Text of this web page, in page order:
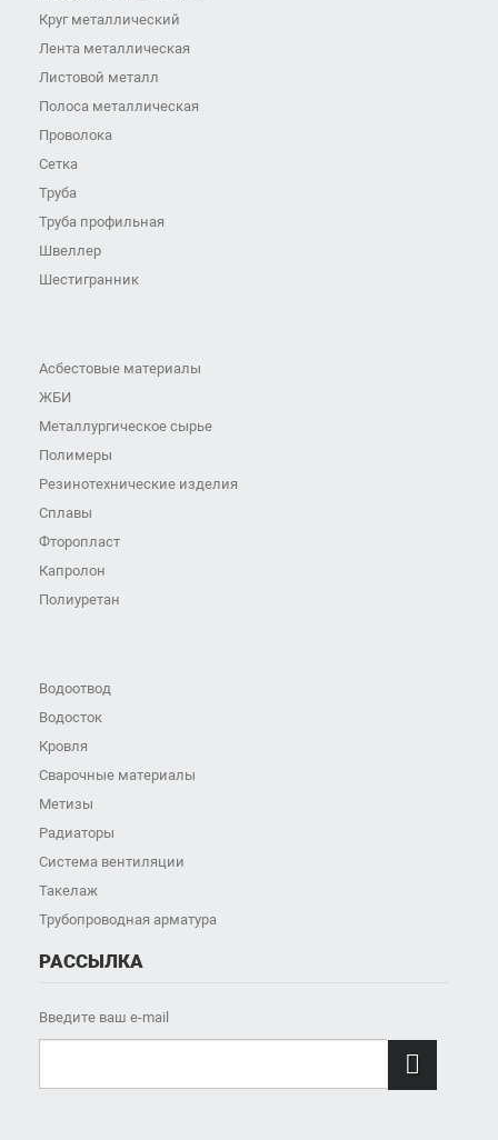
Круг металлический
Лента металлическая
Листовой металл
Полоса металлическая
Проволока
Сетка
Труба
Труба профильная
Швеллер
Шестигранник
Асбестовые материалы
ЖБИ
Металлургическое сырье
Полимеры
Резинотехнические изделия
Сплавы
Фторопласт
Капролон
Полиуретан
Водоотвод
Водосток
Кровля
Сварочные материалы
Метизы
Радиаторы
Система вентиляции
Такелаж
Трубопроводная арматура
РАССЫЛКА
Введите ваш e-mail
